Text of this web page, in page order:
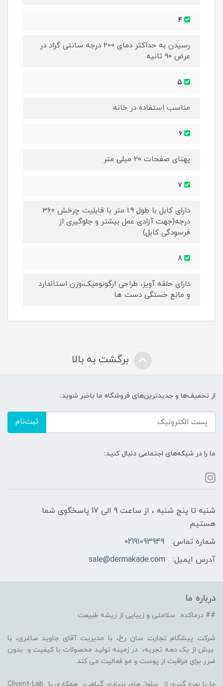
رسیدن به حداکثر دمای 200 درجه سانتی گراد در
عرض 90 ثانیه
مناسب استفاده در خانه
پهنای صفحات 20 میلی متر
دارای کابل با طول 1.9 متر با قابلیت چرخش 360
درجه(جهت آزادی عمل بیشتر و جلوگیری از
فرسودگی کابل)
دارای حلقه آویز، طراحی ارگونومیک،وزن استاندارد
و مانع خستگی دست ها
برگشت به بالا
از تخفیف‌ها و جدیدترین‌های فروشگاه ما باخبر شوید:
ثبت‌نام
ما را در شبکه‌های اجتماعی دنبال کنید:
شنبه تا پنج شنبه ، از ساعت 9 الی 17 پاسخگوی شما
هستیم
شماره تماس:
02191093949
آدرس ایمیل:
sale@dermakade.com
درباره ما
## درماکده: سلامتی و زیبایی از ریشه طبیعت
شرکت پیشگام تجارت سان رخ، با مدیریت آقای جاوید صاغری، با
بیش از یک دهه تجربه، در زمینه تولید محصولات با کیفیت و بدون
ضرر برای مراقبت از پوست و مو فعالیت می کند.